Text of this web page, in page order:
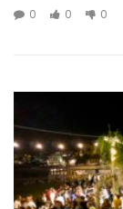
0 0 0